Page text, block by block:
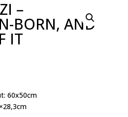
–
BORN, AND
IT
60x50cm